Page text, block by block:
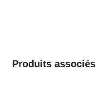
Produits associés